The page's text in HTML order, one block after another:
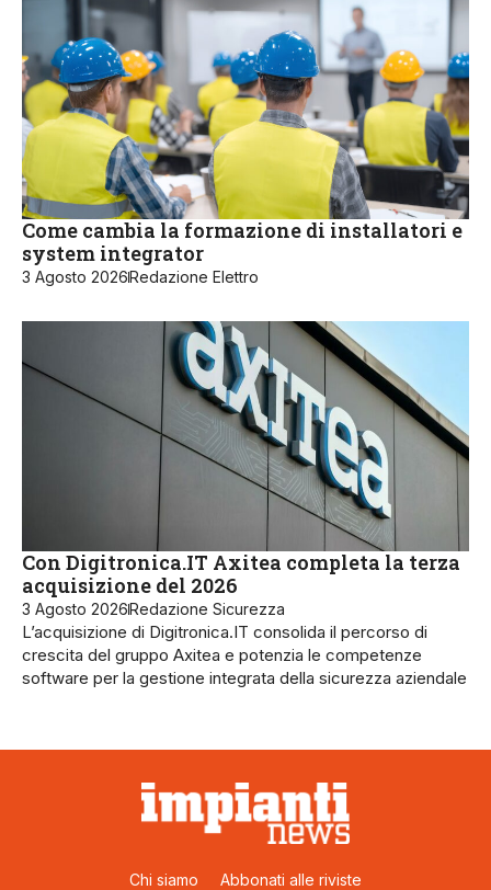
Come cambia la formazione di installatori e
system integrator
3 Agosto 2026Redazione Elettro
Con Digitronica.IT Axitea completa la terza
acquisizione del 2026
3 Agosto 2026Redazione Sicurezza
L’acquisizione di Digitronica.IT consolida il percorso di
crescita del gruppo Axitea e potenzia le competenze
software per la gestione integrata della sicurezza aziendale
Chi siamo Abbonati alle riviste